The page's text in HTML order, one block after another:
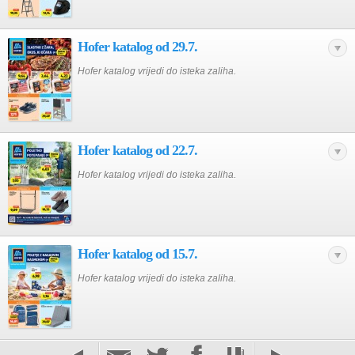
Hofer katalog od 29.7.
Hofer katalog vrijedi do isteka zaliha.
Hofer katalog od 22.7.
Hofer katalog vrijedi do isteka zaliha.
Hofer katalog od 15.7.
Hofer katalog vrijedi do isteka zaliha.